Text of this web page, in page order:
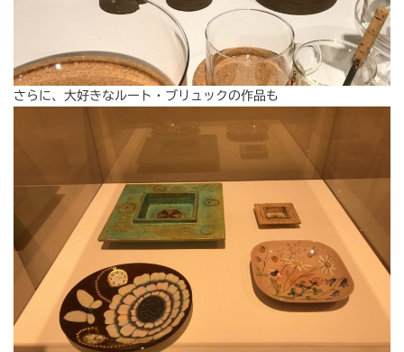
さらに、大好きなルート・ブリュックの作品も